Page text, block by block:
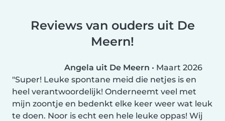
Reviews van ouders uit De
Meern!
Angela uit De Meern • Maart 2026
Super! Leuke spontane meid die netjes is en
heel verantwoordelijk! Onderneemt veel met
mijn zoontje en bedenkt elke keer weer wat leuk
te doen. Noor is echt een hele leuke oppas! Wij